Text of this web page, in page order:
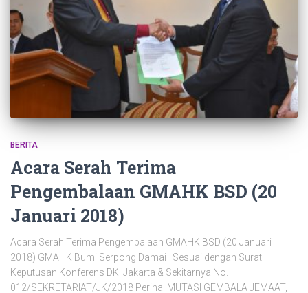
BERITA
Acara Serah Terima
Pengembalaan GMAHK BSD (20
Januari 2018)
Acara Serah Terima Pengembalaan GMAHK BSD (20 Januari
2018) GMAHK Bumi Serpong Damai Sesuai dengan Surat
Keputusan Konferens DKI Jakarta & Sekitarnya No.
012/SEKRETARIAT/JK/2018 Perihal MUTASI GEMBALA JEMAAT,